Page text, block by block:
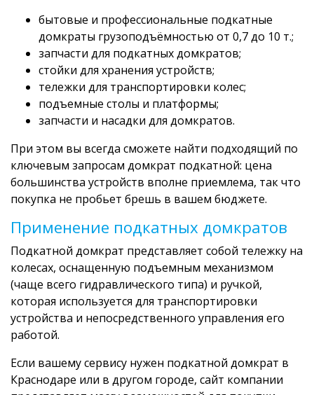
бытовые и профессиональные подкатные
домкраты грузоподъёмностью от 0,7 до 10 т.;
запчасти для подкатных домкратов;
стойки для хранения устройств;
тележки для транспортировки колес;
подъемные столы и платформы;
запчасти и насадки для домкратов.
При этом вы всегда сможете найти подходящий по
ключевым запросам домкрат подкатной: цена
большинства устройств вполне приемлема, так что
покупка не пробьет брешь в вашем бюджете.
Применение подкатных домкратов
Подкатной домкрат представляет собой тележку на
колесах, оснащенную подъемным механизмом
(чаще всего гидравлического типа) и ручкой,
которая используется для транспортировки
устройства и непосредственного управления его
работой.
Если вашему сервису нужен подкатной домкрат в
Краснодаре или в другом городе, сайт компании